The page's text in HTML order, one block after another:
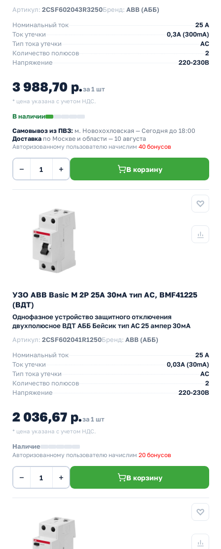
Артикул: 2CSF602043R3250Бренд: ABB (АББ)
Номинальный ток
25 A
Ток утечки
0,3A (300mA)
Тип тока утечки
AC
Количество полюсов
2
Напряжение
220-230В
3 988,70 р.за 1 шт
* цена указана с учетом НДС.
В наличии
Самовывоз из ПВЗ: м. Новохохловская — Сегодня до 18:00
Доставка по Москве и области — 10 августа
Авторизованному пользователю начислим 40 бонусов
− + В корзину
УЗО ABB Basic M 2P 25A 30мА тип AC, BMF41225
(ВДТ)
Однофазное устройство защитного отключения
двухполюсное ВДТ АББ Бейсик тип АС 25 ампер 30мА
Артикул: 2CSF602041R1250Бренд: ABB (АББ)
Номинальный ток
25 A
Ток утечки
0,03A (30mA)
Тип тока утечки
AC
Количество полюсов
2
Напряжение
220-230В
2 036,67 р.за 1 шт
* цена указана с учетом НДС.
Наличие
Авторизованному пользователю начислим 20 бонусов
− + В корзину